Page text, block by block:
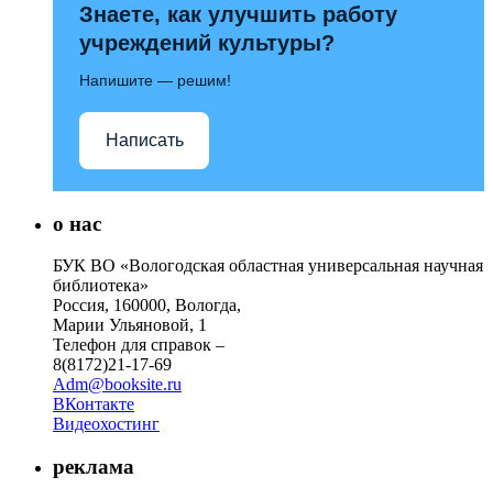
Знаете, как улучшить работу
учреждений культуры?
Напишите — решим!
Написать
о нас
БУК ВО «Вологодская областная универсальная научная
библиотека»
Россия, 160000, Вологда,
Марии Ульяновой, 1
Телефон для справок –
8(8172)21-17-69
Adm@booksite.ru
ВКонтакте
Видеохостинг
реклама